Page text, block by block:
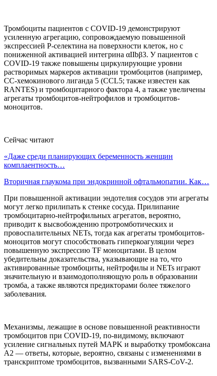
Тромбоциты пациентов с COVID-19 демонстрируют
усиленную агрегацию, сопровождаемую повышенной
экспрессией P-селектина на поверхности клеток, но с
пониженной активацией интегрина αIIbβ3. У пациентов с
COVID-19 также повышены циркулирующие уровни
растворимых маркеров активации тромбоцитов (например,
CC-хемокинового лиганда 5 (CCL5; также известен как
RANTES) и тромбоцитарного фактора 4, а также увеличены
агрегаты тромбоцитов-нейтрофилов и тромбоцитов-
моноцитов.
Сейчас читают
«Даже среди планирующих беременность женщин
комплаентность…
Вторичная глаукома при эндокринной офтальмопатии. Как…
При повышенной активации эндотелия сосудов эти агрегаты
могут легко прилипать к стенке сосуда. Прилипание
тромбоцитарно-нейтрофильных агрегатов, вероятно,
приводит к высвобождению протромботических и
провоспалительных NETs, тогда как агрегаты тромбоцитов-
моноцитов могут способствовать гиперкоагуляции через
повышенную экспрессию TF моноцитами. В целом
убедительны доказательства, указывающие на то, что
активированные тромбоциты, нейтрофилы и NETs играют
значительную и взаимодополняющую роль в образовании
тромба, а также являются предикторами более тяжелого
заболевания.
Механизмы, лежащие в основе повышенной реактивности
тромбоцитов при COVID-19, по-видимому, включают
усиление сигнальных путей MAPK и выработку тромбоксана
А2 — ответы, которые, вероятно, связаны с изменениями в
транскриптоме тромбоцитов, вызванными SARS-CoV-2.